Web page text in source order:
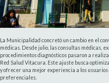
La Municipalidad concretó un cambio en el
médicas. Desde julio, las consultas médicas,
procedimientos diagnósticos pasaron a
Red Salud Vitacura. Este ajuste busca
y ofrecer una mejor experiencia a los
preferenciales.